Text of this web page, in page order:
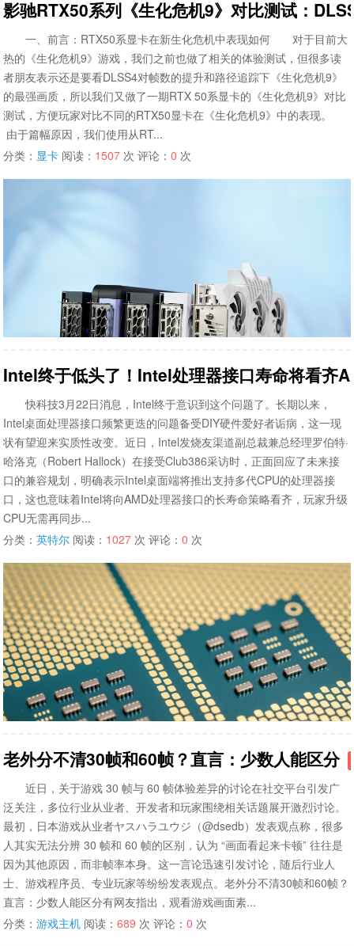
影驰RTX50系列《生化危机9》对比测试：
一、前言：RTX50系显卡在新生化危机中表现如何 对于目前大
热的《生化危机9》游戏，我们之前也做了相关的体验测试，但很多读
者朋友表示还是要看DLSS4对帧数的提升和路径追踪下《生化危机9》
的最强画质，所以我们又做了一期RTX 50系显卡的《生化危机9》对比
测试，方便玩家对比不同的RTX50显卡在《生化危机9》中的表现。
由于篇幅原因，我们使用从RT...
分类： 显卡 阅读： 1507 次 评论：0 次
Intel终于低头了！Intel处理器接口寿命将看齐
快科技3月22日消息，Intel终于意识到这个问题了。长期以来，
Intel桌面处理器接口频繁更迭的问题备受DIY硬件爱好者诟病，这一现
状有望迎来实质性改变。近日，Intel发烧友渠道副总裁兼总经理罗伯特·
哈洛克（Robert Hallock）在接受Club386采访时，正面回应了未来接
口的兼容规划，明确表示Intel桌面端将推出支持多代CPU的处理器接
口，这也意味着Intel将向AMD处理器接口的长寿命策略看齐，玩家升级
CPU无需再同步...
分类：英特尔 阅读： 1027 次 评论：0 次
老外分不清30帧和60帧？直言：少数人能区分
近日，关于游戏 30 帧与 60 帧体验差异的讨论在社交平台引发广
泛关注，多位行业从业者、开发者和玩家围绕相关话题展开激烈讨论。
最初，日本游戏从业者ヤスハラユウジ（@dsedb）发表观点称，很多
人其实无法分辨 30 帧和 60 帧的区别，认为 “画面看起来卡顿” 往往是
因为其他原因，而非帧率本身。这一言论迅速引发讨论，随后行业人
士、游戏程序员、专业玩家等纷纷发表观点。老外分不清30帧和60帧？
直言：少数人能区分有网友指出，观看游戏画面素...
分类：游戏主机 阅读：689 次 评论：0 次